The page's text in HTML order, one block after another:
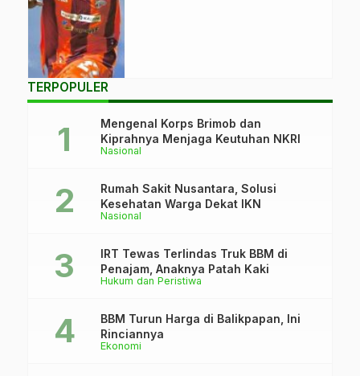
dalam
kemenangan 2-0
atas Bali United.
(Foto: Borneo FC)
TERPOPULER
Nasional
Mengenal Korps Brimob dan
Kiprahnya Menjaga Keutuhan NKRI
Nasional
Rumah Sakit Nusantara, Solusi
Kesehatan Warga Dekat IKN
Hukum dan Peristiwa
IRT Tewas Terlindas Truk BBM di
Penajam, Anaknya Patah Kaki
Ekonomi
BBM Turun Harga di Balikpapan, Ini
Rinciannya